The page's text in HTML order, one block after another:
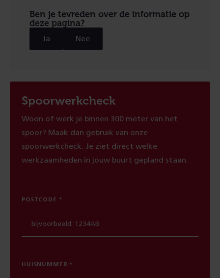
Ben je tevreden over de informatie op
deze pagina?
Ja Nee
Spoorwerkcheck
Woon of werk je binnen 300 meter van het
spoor? Maak dan gebruik van onze
spoorwerkcheck. Je ziet direct welke
werkzaamheden in jouw buurt gepland staan.
POSTCODE
HUISNUMMER